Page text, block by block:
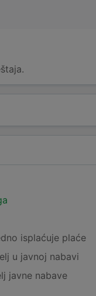
isplaćuje plaće
u javnoj nabavi
javne nabave